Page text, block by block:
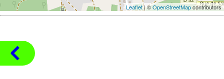
Leaflet| ©OpenStreetMapcontributors